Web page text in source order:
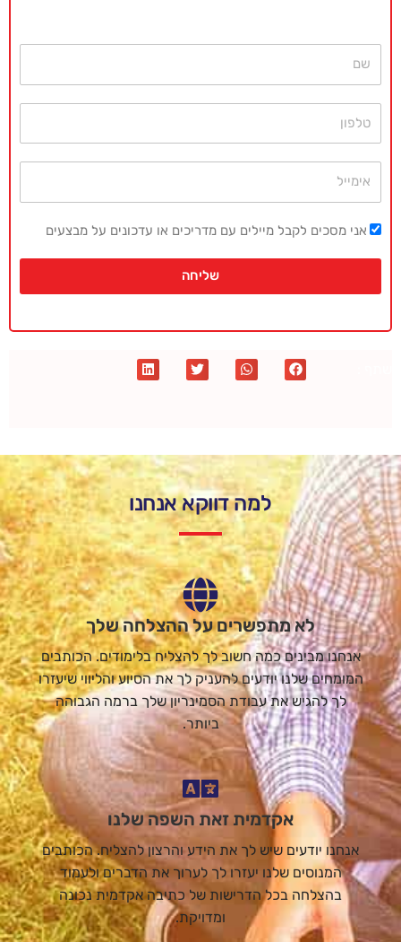
אני מסכים לקבל מיילים עם מדריכים או עדכונים על מבצעים
שליחה
למה דווקא אנחנו
לא מתפשרים על ההצלחה שלך
אנחנו מבינים כמה חשוב לך להצליח בלימודים. הכותבים
המומחים שלנו יודעים להעניק לך את הסיוע והליווי שיעזרו
לך להגיש את עבודת הסמינריון שלך ברמה הגבוהה
ביותר.
אקדמית זאת השפה שלנו
אנחנו יודעים שיש לך את הידע והרצון להצליח. הכותבים
המנוסים שלנו יעזרו לך לערוך את הדברים ולעמוד
בהצלחה בכל הדרישות של כתיבה אקדמית נכונה
ומדויקת.